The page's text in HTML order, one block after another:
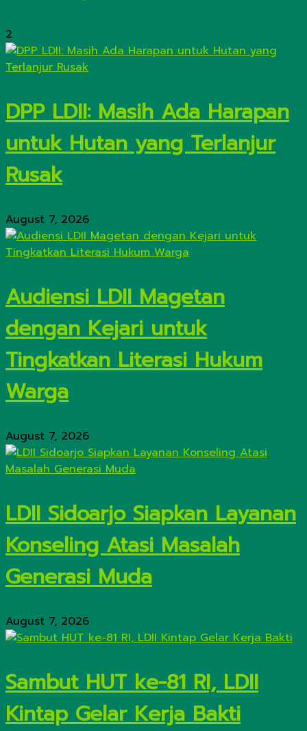
2
DPP LDII: Masih Ada Harapan
untuk Hutan yang Terlanjur
Rusak
August 7, 2026
Audiensi LDII Magetan
dengan Kejari untuk
Tingkatkan Literasi Hukum
Warga
August 7, 2026
LDII Sidoarjo Siapkan Layanan
Konseling Atasi Masalah
Generasi Muda
August 7, 2026
Sambut HUT ke-81 RI, LDII
Kintap Gelar Kerja Bakti